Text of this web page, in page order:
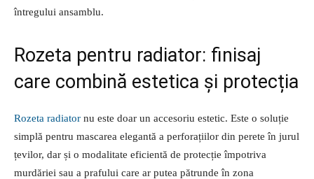
întregului ansamblu.
Rozeta pentru radiator: finisaj
care combină estetica și protecția
Rozeta radiator nu este doar un accesoriu estetic. Este o soluție
simplă pentru mascarea elegantă a perforațiilor din perete în jurul
țevilor, dar și o modalitate eficientă de protecție împotriva
murdăriei sau a prafului care ar putea pătrunde în zona